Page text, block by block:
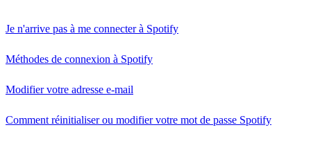
Je n'arrive pas à me connecter à Spotify
Méthodes de connexion à Spotify
Modifier votre adresse e-mail
Comment réinitialiser ou modifier votre mot de passe Spotify